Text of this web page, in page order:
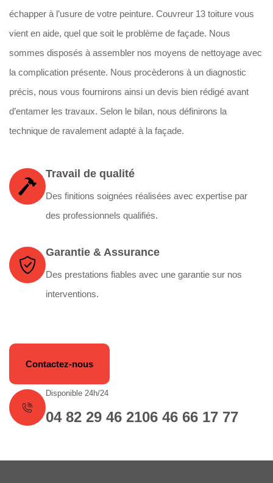
échapper à l’usure de votre peinture. Couvreur 13 toiture vous
vient en aide, quel que soit le problème de façade. Nous
sommes disposés à assembler nos moyens de nettoyage avec
la complication présente. Nous procèderons à un diagnostic
précis, nous vous fournirons ainsi un devis bien rédigé avant
d’entamer les travaux. Selon le bilan, nous définirons la
technique de ravalement adapté à la façade.
Travail de qualité
Des finitions soignées réalisées avec expertise par
des professionnels qualifiés.
Garantie & Assurance
Des prestations fiables avec une garantie sur nos
interventions.
Contactez-nous
Disponible 24h/24
04 82 29 46 2106 46 66 17 77